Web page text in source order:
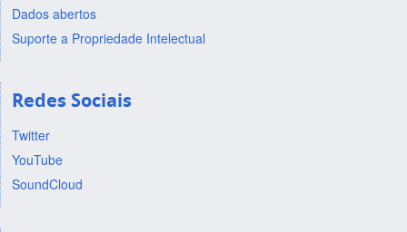
Dados abertos
Suporte a Propriedade Intelectual
Redes Sociais
Twitter
YouTube
SoundCloud